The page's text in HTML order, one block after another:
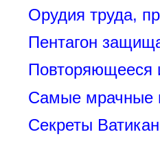
Орудия труда,
Пентагон
Повторяющееся
Самые мрачные
Секреты